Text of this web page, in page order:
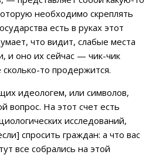
необходимо скреплять
есть в руках этот
что видит, слабые места
и оно их сейчас — чик-чик
то продержится.
идеологем, или символов,
вопрос. На этот счет есть
исследований,
спросить граждан: а что вас
все собрались на этой